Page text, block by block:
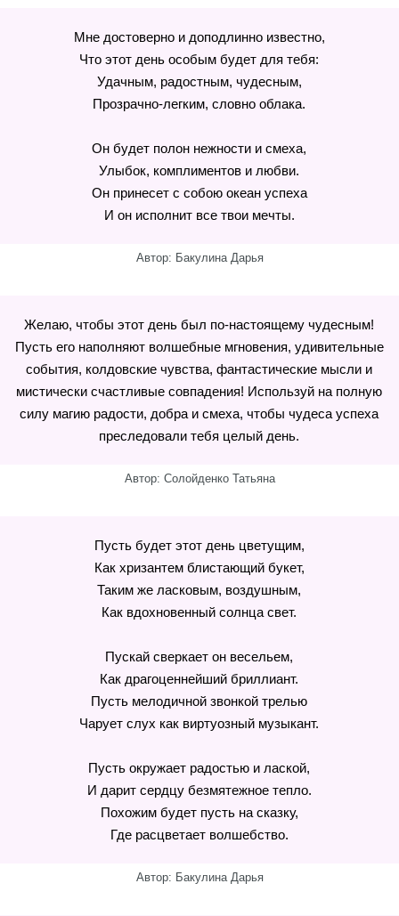
Мне достоверно и доподлинно известно,
Что этот день особым будет для тебя:
Удачным, радостным, чудесным,
Прозрачно-легким, словно облака.
Он будет полон нежности и смеха,
Улыбок, комплиментов и любви.
Он принесет с собою океан успеха
И он исполнит все твои мечты.
Автор: Бакулина Дарья
Желаю, чтобы этот день был по-настоящему чудесным!
Пусть его наполняют волшебные мгновения, удивительные
события, колдовские чувства, фантастические мысли и
мистически счастливые совпадения! Используй на полную
силу магию радости, добра и смеха, чтобы чудеса успеха
преследовали тебя целый день.
Автор: Солойденко Татьяна
Пусть будет этот день цветущим,
Как хризантем блистающий букет,
Таким же ласковым, воздушным,
Как вдохновенный солнца свет.
Пускай сверкает он весельем,
Как драгоценнейший бриллиант.
Пусть мелодичной звонкой трелью
Чарует слух как виртуозный музыкант.
Пусть окружает радостью и лаской,
И дарит сердцу безмятежное тепло.
Похожим будет пусть на сказку,
Где расцветает волшебство.
Автор: Бакулина Дарья